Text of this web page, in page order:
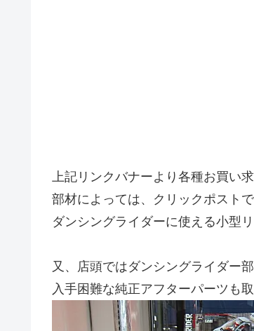
上記リンクバナーより各種お買い
部材によっては、クリックポスト
ダンシングライダーに使える小型
又、店頭ではダンシングライダー
入手困難な純正アフターパーツも